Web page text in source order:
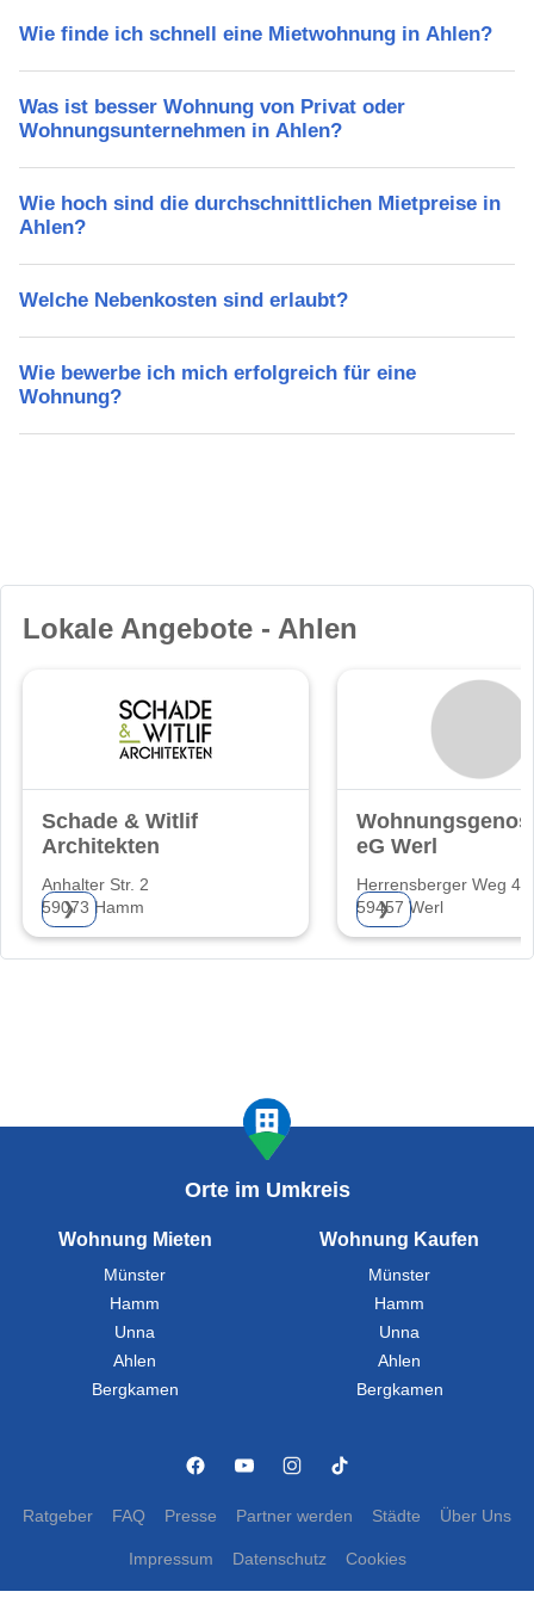
Wie finde ich schnell eine Mietwohnung in Ahlen?
Was ist besser Wohnung von Privat oder
Wohnungsunternehmen in Ahlen?
Wie hoch sind die durchschnittlichen Mietpreise in
Ahlen?
Welche Nebenkosten sind erlaubt?
Wie bewerbe ich mich erfolgreich für eine
Wohnung?
Lokale Angebote - Ahlen
Schade & Witlif
Architekten
Anhalter Str. 2
59073 Hamm
❯
eG Werl
Herrensberger Weg 4
59457 Werl
❯
Orte im Umkreis
Wohnung Mieten
Münster
Hamm
Unna
Ahlen
Bergkamen
Wohnung Kaufen
Münster
Hamm
Unna
Ahlen
Bergkamen
Ratgeber FAQ Presse Partner werden Städte Über Uns
Impressum Datenschutz Cookies